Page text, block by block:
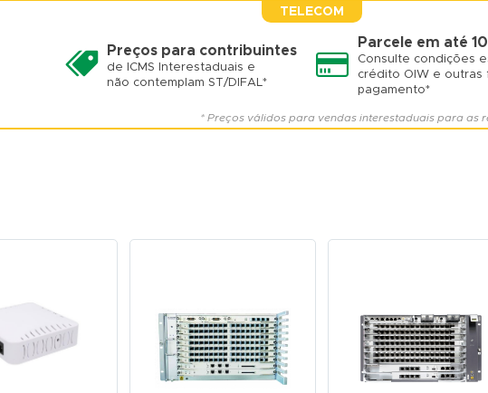
TELECOM
Preços para contribuintes
de ICMS Interestaduais e
não contemplam ST/DIFAL*
Parcele em até
Consulte condições
crédito OIW e outras
pagamento*
* Preços válidos para vendas interestaduais para as